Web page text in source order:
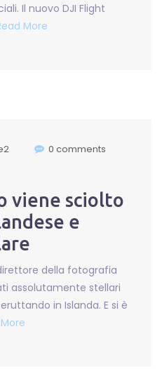
Il nuovo DJI Flight
More
0 comments
viene sciolto
e
della fotografia
assolutamente stellari
in Islanda. E si è